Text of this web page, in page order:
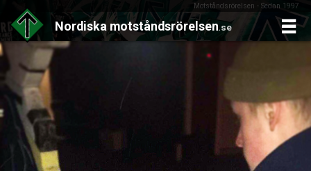
Motståndsrörelsen - Sedan 1997
Nordiska motståndsrörelsen.se